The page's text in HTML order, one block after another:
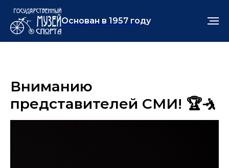
Основан в 1957 году
Вниманию
представителей СМИ! 🏆🤺